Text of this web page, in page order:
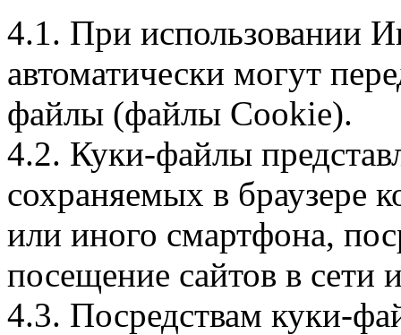
4.1. При использовании
автоматически могут
файлы (файлы Cookie).
4.2. Куки-файлы
сохраняемых в браузере
или иного смартфона,
посещение сайтов в сети
4.3. Посредствам куки-